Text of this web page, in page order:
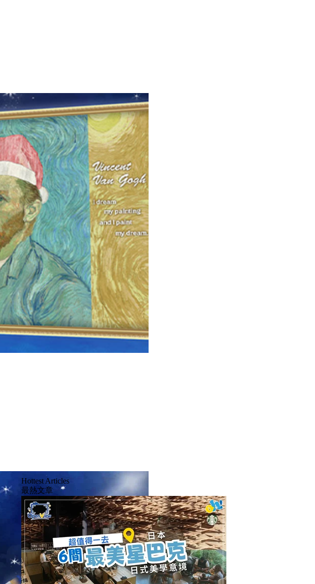
Hottest Articles
最熱文章